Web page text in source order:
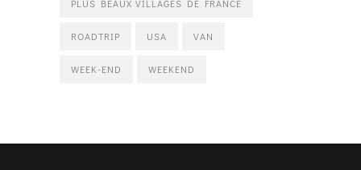
PLUS BEAUX VILLAGES DE FRANCE
ROADTRIP USA VAN
WEEK-END WEEKEND